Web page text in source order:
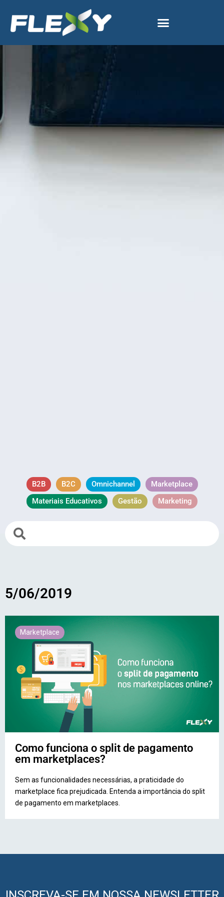
B2B B2C Omnichannel
Marketplace
Materiais Educativos
Gestão Marketing
5/06/2019
Marketplace
Como funciona o split de pagamento
em marketplaces?
Sem as funcionalidades necessárias, a praticidade do
marketplace fica prejudicada. Entenda a importância do split
de pagamento em marketplaces.